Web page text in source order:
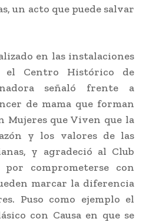
un acto que puede salvar
en las instalaciones
Centro Histórico de
señaló frente a
de mama que forman
Mujeres que Viven que la
y los valores de las
y agradeció al Club
comprometerse con
marcar la diferencia
Puso como ejemplo el
con Causa en que se